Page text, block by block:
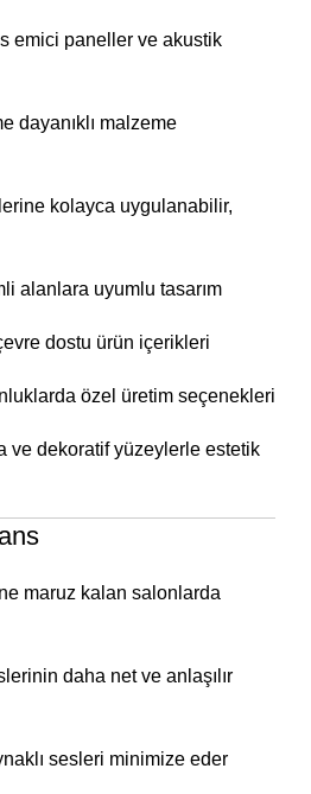
emici paneller ve akustik
dayanıklı malzeme
kolayca uygulanabilir,
alanlara uyumlu tasarım
dostu ürün içerikleri
özel üretim seçenekleri
ve dekoratif yüzeylerle estetik
maruz kalan salonlarda
daha net ve anlaşılır
sesleri minimize eder